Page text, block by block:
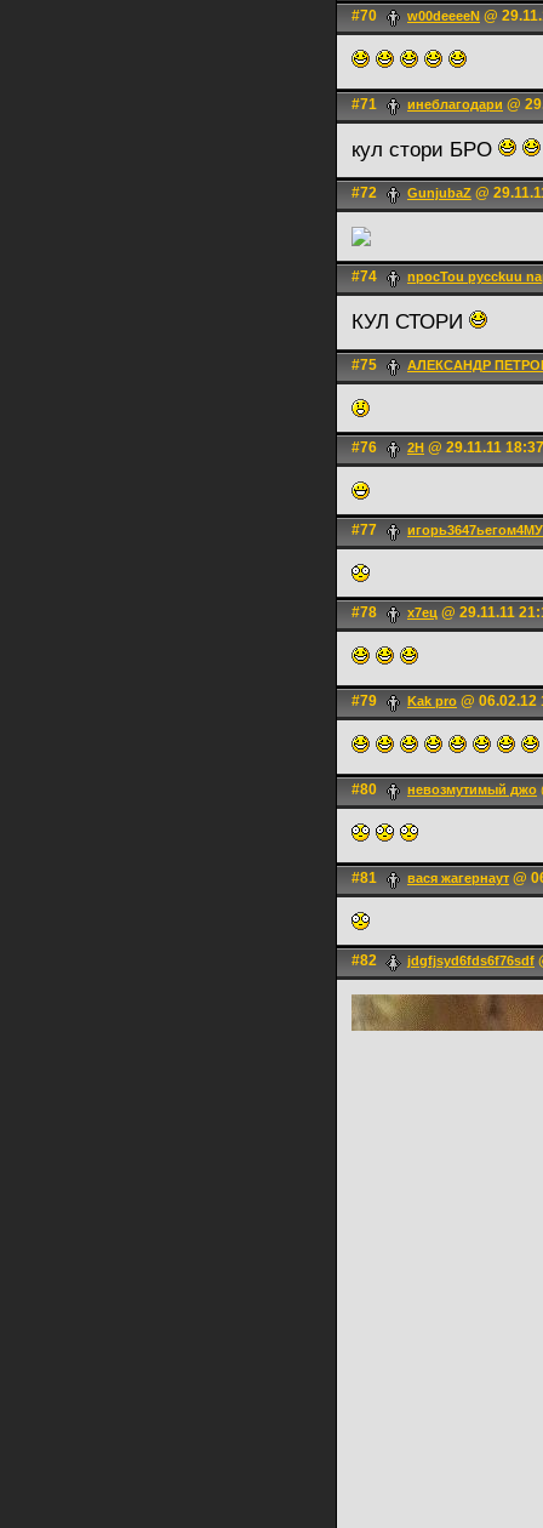
#70 w00deeeeN @
#71 инеблагодари @
кул стори БРО
#72 GunjubaZ @
#74 npocTou pycckuu
КУЛ СТОРИ
#75 АЛЕКСАНДР
#76 2H @ 29.11.11 18:37
#77
#78 х7ец @ 29.11.11
#79 Kak pro @ 06.02.12
#80 невозмутимый джо
#81 вася жагернаут @
#82 jdgfjsyd6fds6f76sdf